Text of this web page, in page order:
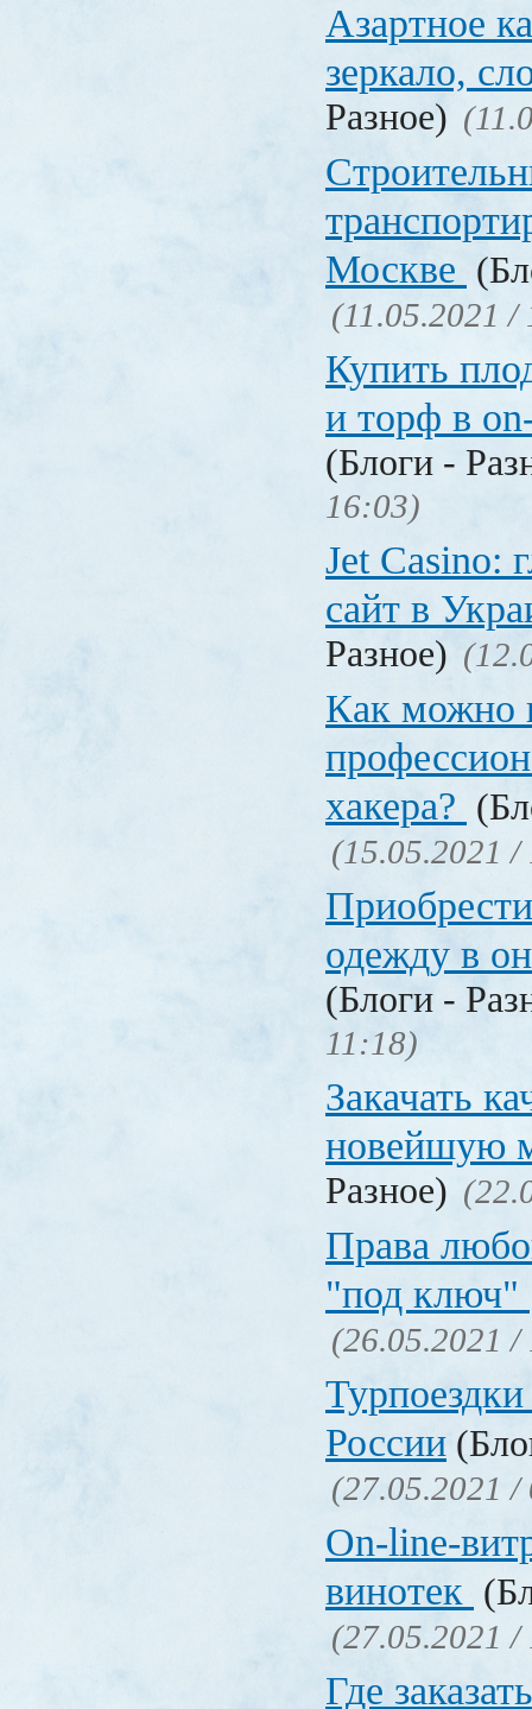
Азартное
зеркало,
Разное)
Москве
(11.05.2021 /
Купить
и торф в
(Блоги -
16:03)
Jet Сasino:
сайт в
Разное)
Как можно
хакера?
(15.05.2021 /
одежду в
(Блоги -
11:18)
Закачать
новейшую
Разное)
Права
"под ключ"
(26.05.2021 /
России
(27.05.2021 /
On-line-
винотек
(27.05.2021 /
Где